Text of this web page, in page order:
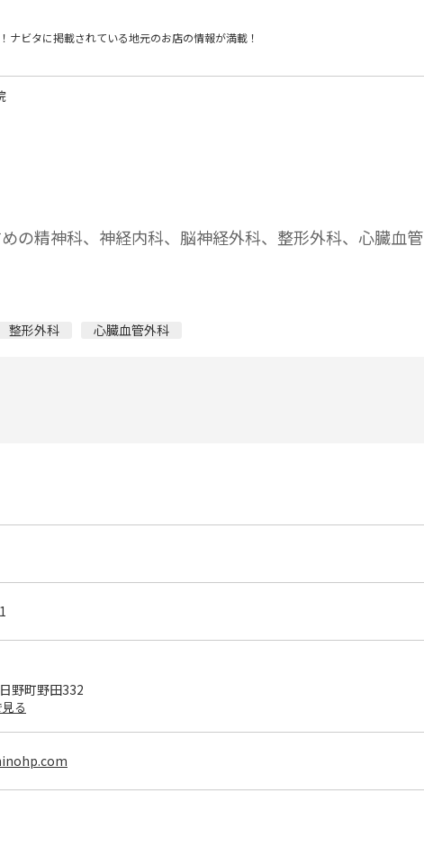
ナビタに掲載されている地元のお店の情報が満載！
の精神科、神経内科、脳神経外科、整形外科、心臓血管
整形外科 心臓血管外科
野町野田332
る